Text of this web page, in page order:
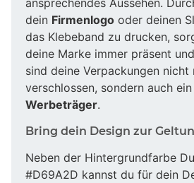
dein Firmenlogo oder deinen
das Klebeband zu drucken,
deine Marke immer präsent
sind deine Verpackungen nicht
verschlossen, sondern auch ein
Werbeträger.
Bring dein Design zur
Neben der Hintergrundfarbe
#D69A2D kannst du für dein